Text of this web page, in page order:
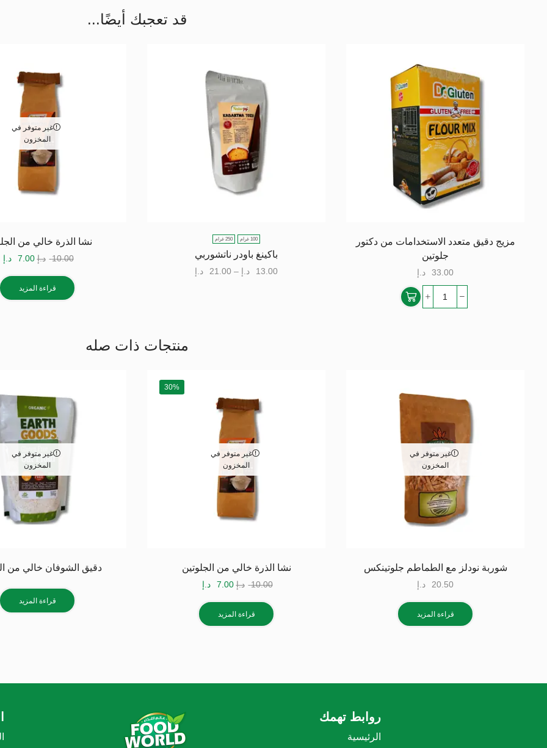
قد تعجبك أيضًا...
مزيج دقيق متعدد الاستخدامات من دكتور
جلوتين
33.00 د.إ
100 غرام 250 غرام
باكينغ باودر ناتشوربي
13.00 د.إ –
21.00 د.إ
غير متوفر في
المخزون
نشا الذرة خالي من
10.00 د.إ 7.00 د.إ
قراءة المزيد
منتجات ذات صله
غير متوفر في
المخزون
شوربة نودلز مع الطماطم جلوتينكس
20.50 د.إ
قراءة المزيد
30%
غير متوفر في
المخزون
نشا الذرة خالي من الجلوتين
10.00 د.إ 7.00 د.إ
قراءة المزيد
غير متوفر في
المخزون
دقيق الشوفان خالي من
قراءة المزيد
روابط تهمك
الرئيسية